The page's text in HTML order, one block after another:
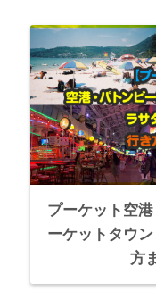
プーケット空
ーケットタウ
方